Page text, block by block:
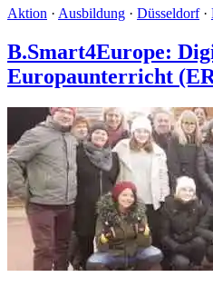
Aktion · Ausbildung · Düsseldorf·
B.Smart4Europe:
Europaunterricht